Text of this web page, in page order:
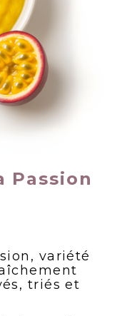
Passion
variété
triés et